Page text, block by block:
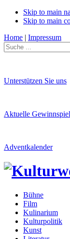
Skip to main
Skip to main
Home | Impressum
Unterstützen Sie uns
Aktuelle
Adventkalender
Bühne
Film
Kulinarium
Kulturpolitik
Kunst